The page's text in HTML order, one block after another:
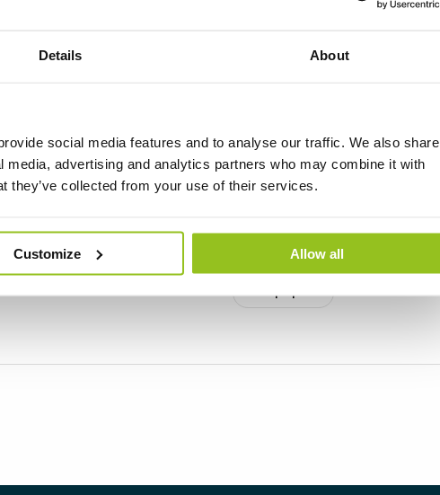
Details About
social media features and to analyse our traffic. We also share
advertising and analytics partners who may combine it with
they’ve collected from your use of their services.
Customize Allow all
Beställ
Skapa pdf
Beställ